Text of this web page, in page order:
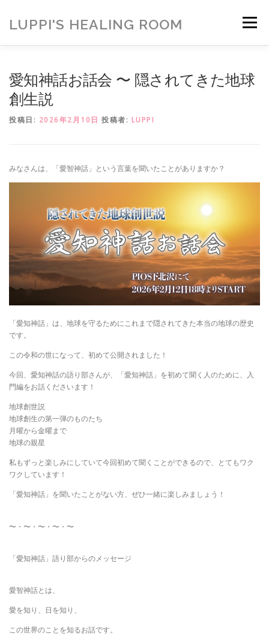
LUPPI'S HEALING ROOM メニュー
愛知神話お話会 〜 隠されてきた地球
創生説
投稿日: 2026年2月10日 投稿者: LUPPI
みなさんは、「愛智神話」という言葉を聞いたことがありますか？
「愛知神話」は、地球を守るためにこれまで隠されてきた本当の地球の歴史
です。
この令和の世になって、初めて公開されました！
今回、愛知神話の語り部さんが、「愛知神話」を初めて聞く人のために、入
門編をお話くださいます！
地球創世説
地球創生の第一弾のものたち
月曜から金曜まで
地球の親星
私もずっと楽しみにしていて今回初めて聞くことができるので、とてもワク
ワクしています！
「愛知神話」を聞いたことがない方、ぜひ一緒に楽しみましょう！
〜・〜・〜・〜・〜
「愛知神話」語り部からのメッセージ
愛智神話とは、
愛を知り、日を知り、
この世界のことを知るお話です。